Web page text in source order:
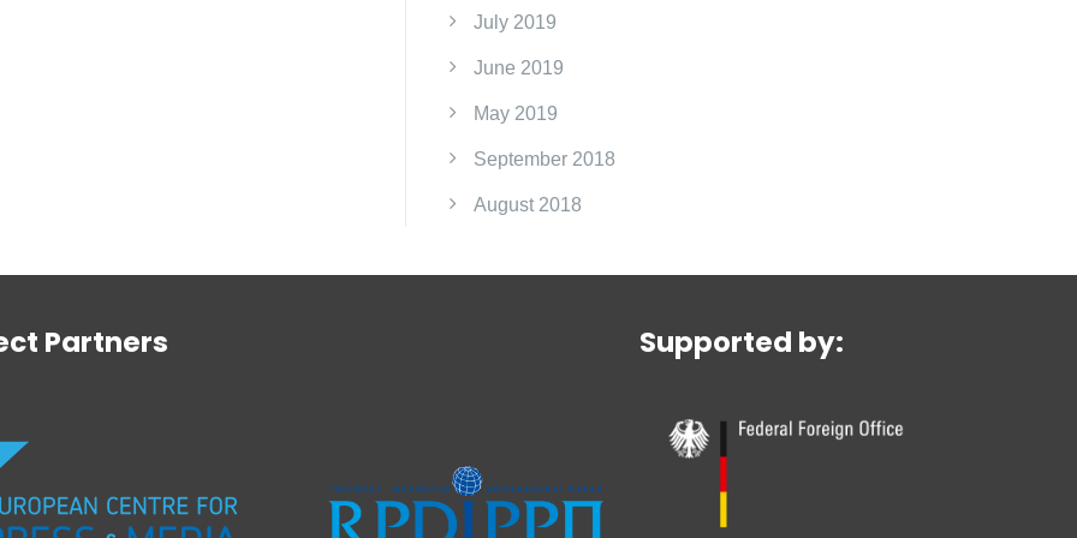
July 2019
June 2019
May 2019
September 2018
August 2018
Partners Supported by: